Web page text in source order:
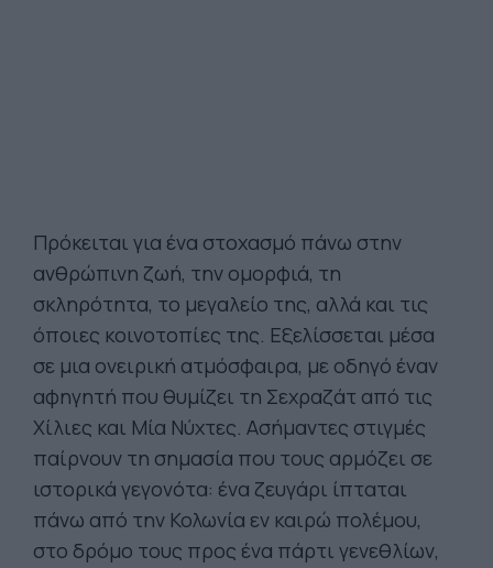
Πρόκειται για ένα στοχασμό πάνω στην
ανθρώπινη ζωή, την ομορφιά, τη
σκληρότητα, το μεγαλείο της, αλλά και τις
όποιες κοινοτοπίες της. Εξελίσσεται μέσα
σε μια ονειρική ατμόσφαιρα, με οδηγό έναν
αφηγητή που θυμίζει τη Σεχραζάτ από τις
Χίλιες και Μία Νύχτες. Ασήμαντες στιγμές
παίρνουν τη σημασία που τους αρμόζει σε
ιστορικά γεγονότα: ένα ζευγάρι ίπταται
πάνω από την Κολωνία εν καιρώ πολέμου,
στο δρόμο τους προς ένα πάρτι γενεθλίων,